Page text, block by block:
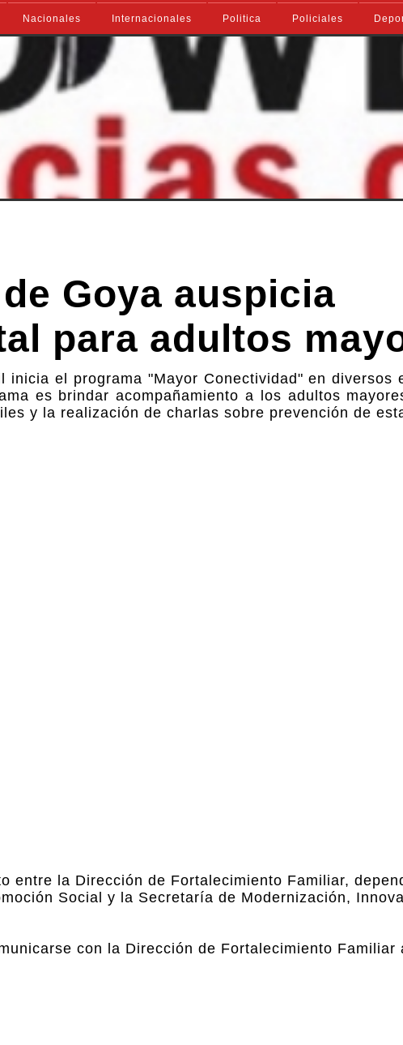
Nacionales Internacionales Politica Policiales
Goya auspicia
para adultos
inicia el programa "Mayor Conectividad" en diversos
es brindar acompañamiento a los adultos
y la realización de charlas sobre prevención de
entre la Dirección de Fortalecimiento Familiar,
Social y la Secretaría de Modernización,
con la Dirección de Fortalecimiento Familiar